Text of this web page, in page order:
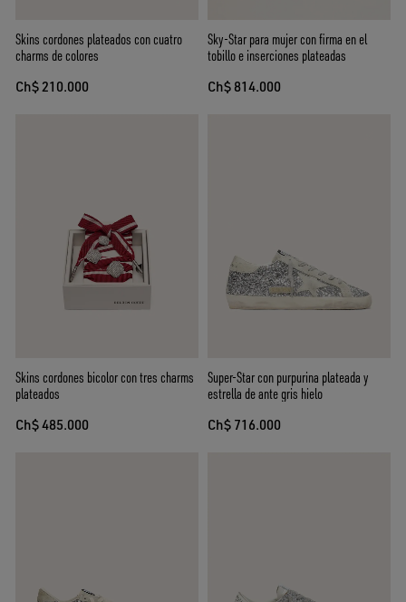
Skins cordones plateados con cuatro
charms de colores
Ch$ 210.000
Sky-Star para mujer con firma en el
tobillo e inserciones plateadas
Ch$ 814.000
Skins cordones bicolor con tres charms
plateados
Ch$ 485.000
Super-Star con purpurina plateada y
estrella de ante gris hielo
Ch$ 716.000